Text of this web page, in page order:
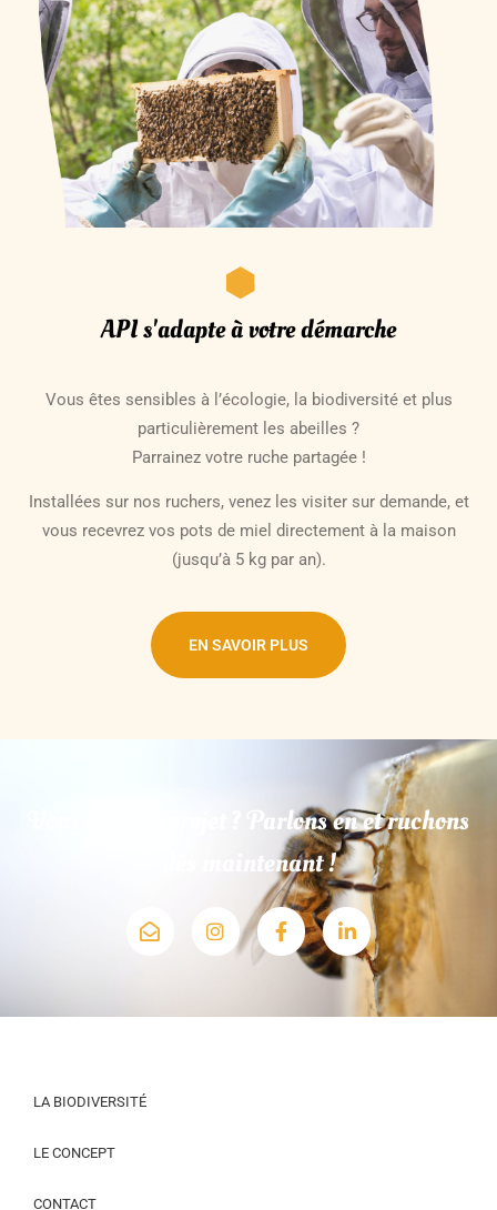
API s'adapte à votre démarche
Vous êtes sensibles à l’écologie, la biodiversité et plus
particulièrement les abeilles ?
Parrainez votre ruche partagée !
Installées sur nos ruchers, venez les visiter sur demande, et
vous recevrez vos pots de miel directement à la maison
(jusqu’à 5 kg par an).
EN SAVOIR PLUS
Vous avez un projet ? Parlons en et ruchons
dès maintenant !
LA BIODIVERSITÉ
LE CONCEPT
CONTACT